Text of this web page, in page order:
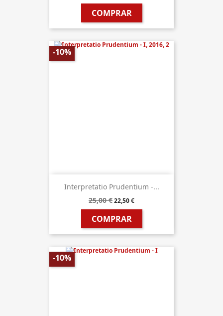
COMPRAR
Interpretatio Prudentium -...
25,00 €22,50 €
COMPRAR
-10%
-10%